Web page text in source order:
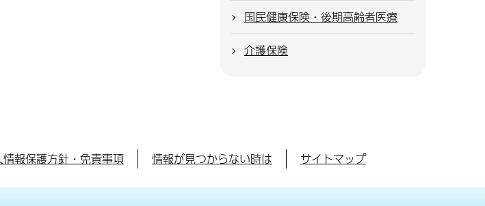
国民健康保険・後期高齢者医療
介護保険
情報保護方針・免責事項 情報が見つからない時は サイトマップ